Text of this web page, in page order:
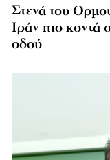
Στενά του
Ιράν πιο κοντά
οδού